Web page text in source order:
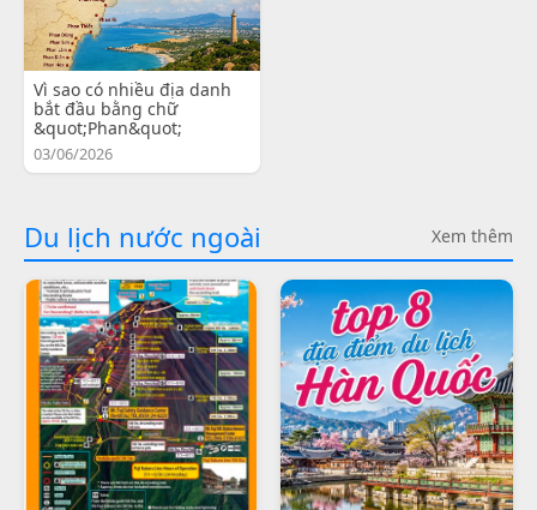
Vì sao có nhiều địa danh
bắt đầu bằng chữ
&quot;Phan&quot;
03/06/2026
Du lịch nước ngoài Xem thêm